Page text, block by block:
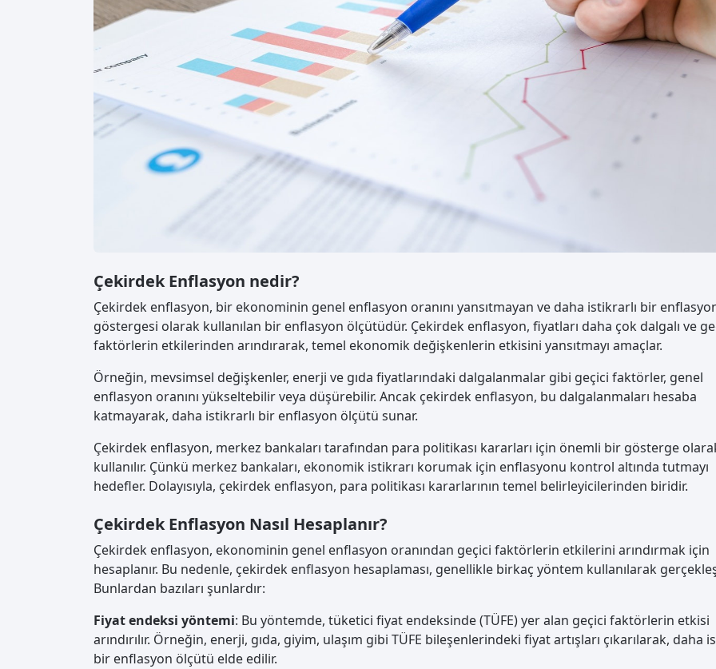
Çekirdek Enflasyon nedir?
Çekirdek enflasyon, bir ekonominin genel enflasyon oranını yansıtmayan ve daha istikrarlı bir
göstergesi olarak kullanılan bir enflasyon ölçütüdür. Çekirdek enflasyon, fiyatları daha çok dalgalı ve
faktörlerin etkilerinden arındırarak, temel ekonomik değişkenlerin etkisini yansıtmayı amaçlar.
Örneğin, mevsimsel değişkenler, enerji ve gıda fiyatlarındaki dalgalanmalar gibi geçici faktörler, genel
enflasyon oranını yükseltebilir veya düşürebilir. Ancak çekirdek enflasyon, bu dalgalanmaları hesaba
katmayarak, daha istikrarlı bir enflasyon ölçütü sunar.
Çekirdek enflasyon, merkez bankaları tarafından para politikası kararları için önemli bir gösterge
kullanılır. Çünkü merkez bankaları, ekonomik istikrarı korumak için enflasyonu kontrol altında tutmayı
hedefler. Dolayısıyla, çekirdek enflasyon, para politikası kararlarının temel belirleyicilerinden biridir.
Çekirdek Enflasyon Nasıl Hesaplanır?
Çekirdek enflasyon, ekonominin genel enflasyon oranından geçici faktörlerin etkilerini arındırmak için
hesaplanır. Bu nedenle, çekirdek enflasyon hesaplaması, genellikle birkaç yöntem kullanılarak
Bunlardan bazıları şunlardır:
Fiyat endeksi yöntemi: Bu yöntemde, tüketici fiyat endeksinde (TÜFE) yer alan geçici faktörlerin etkisi
arındırılır. Örneğin, enerji, gıda, giyim, ulaşım gibi TÜFE bileşenlerindeki fiyat artışları çıkarılarak, daha
bir enflasyon ölçütü elde edilir.